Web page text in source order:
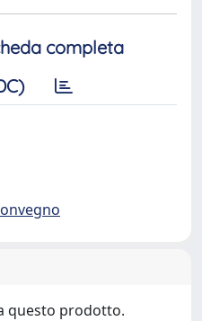
completa
questo prodotto.